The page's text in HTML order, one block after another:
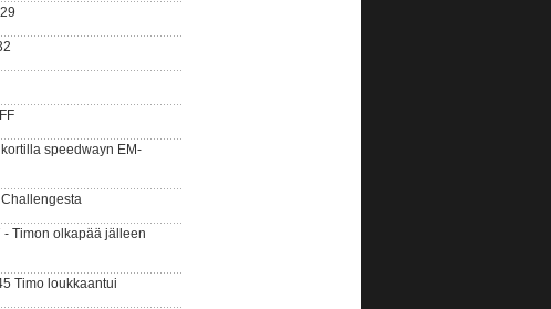
speedwayn EM-
Timon olkapää jälleen
Timo loukkaantui